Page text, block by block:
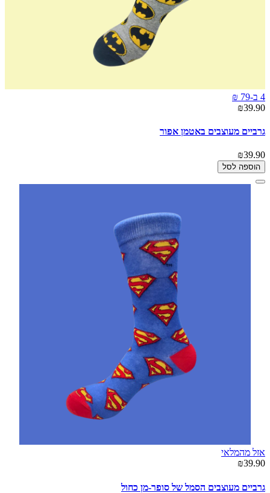
4 ב-79 ₪
₪39.90
גרביים מעוצבים באטמן אפור
₪39.90
הוספה לסל
אזל מהמלאי
₪39.90
גרביים מעוצבים הסמל של סופר-מן כחול